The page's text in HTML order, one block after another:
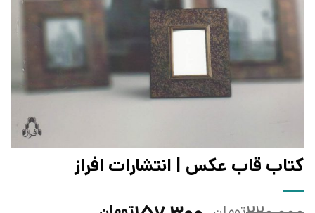
کتاب قاب عکس | انتشارات افراز